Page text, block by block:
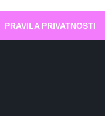
DOBRO
PRAVILA PRIVATNOSTI